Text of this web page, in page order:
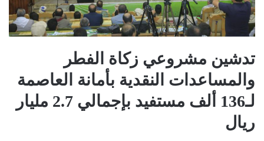
تدشين مشروعي زكاة الفطر
والمساعدات النقدية بأمانة العاصمة
لـ136 ألف مستفيد بإجمالي 2.7 مليار
ريال